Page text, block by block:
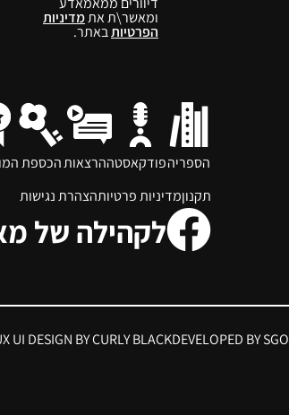
ומאשר\ת אתמדיניות
הפרטיותבאתר.
הספריהפודקאסטההרצאותהכספת
תקנוןמדיניות פרטיותהצהרת נגישות
לקהילה של
UI DESIGN BY CURLY BLACKDEVELOPED BY SGO